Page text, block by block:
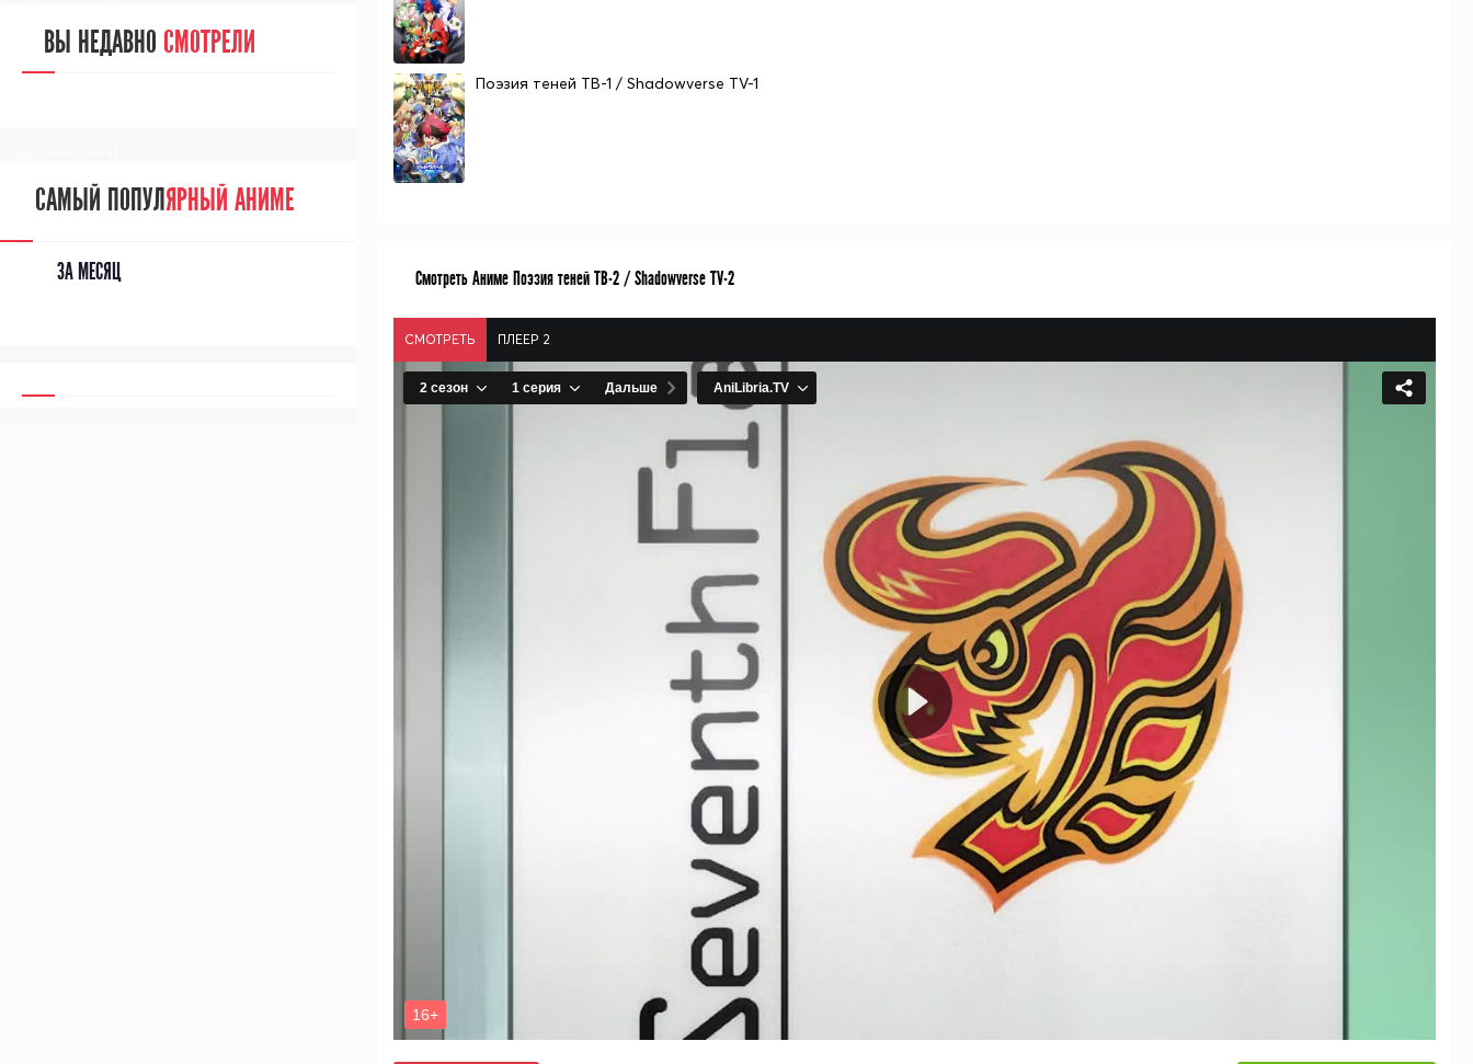
Поэзия теней ТВ-1 / Shadowverse TV-1
Смотреть Аниме Поэзия теней ТВ-2 / Shadowverse TV-2
СМОТРЕТЬ ПЛЕЕР 2
ВЫ НЕДАВНО СМОТРЕЛИ
САМЫЙ ПОПУЛЯРНЫЙ АНИМЕ
ЗА МЕСЯЦ